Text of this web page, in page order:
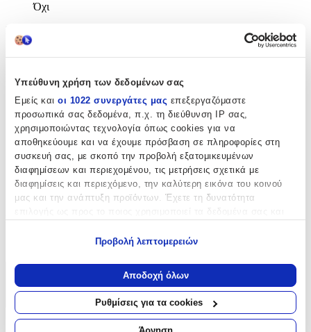
Υπεύθυνη χρήση των δεδομένων σας
Εμείς και οι 1022 συνεργάτες μας επεξεργαζόμαστε
προσωπικά σας δεδομένα, π.χ. τη διεύθυνση IP σας,
χρησιμοποιώντας τεχνολογία όπως cookies για να
αποθηκεύουμε και να έχουμε πρόσβαση σε πληροφορίες στη
συσκευή σας, με σκοπό την προβολή εξατομικευμένων
διαφημίσεων και περιεχομένου, τις μετρήσεις σχετικά με
διαφημίσεις και περιεχόμενο, την καλύτερη εικόνα του κοινού
μας και την ανάπτυξη προϊόντων. Έχετε τη δυνατότητα
Να συλλέξουμε πληροφορίες σχετικά με τη γεωγραφική
σας τοποθεσία, οι οποίες μπορεί να είναι ακριβείς σε
απόσταση μερικών μέτρων
Να αναγνωρίσουμε τη συσκευή σας σαρώνοντας ενεργά
για συγκεκριμένα χαρακτηριστικά (δακτυλικό αποτύπωμα)
Προβολή λεπτομερειών
Αποδοχή όλων
Ρυθμίσεις για τα cookies
Όχι
Ισοθερμικό
Όχι
Στρογγυλό:
Όχι
Μοκέτα:
Ναι
Σετ:
Χαρακτηριστικά